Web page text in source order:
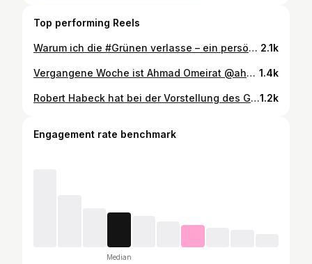
Top performing Reels
Warum ich die #Grünen verlasse – ein persönliches Statement Von Beginn meiner politischen Laufbahn vor über zwanzig Jahren war mein einziges Ziel, an der Seite der gesellschaftlich Schwächeren zu stehen und für einen gerechten und umfassenden #Frieden einzutreten. Ich habe daran mit gearbeitet, Migranten und Geflüchtete in die deutsche Gesellschaft zu integrieren und ihnen zu ihren grundlegenden Menschenrechten zu verhelfen – angefangen bei einem sicheren Aufenthalt bis hin zu einem dauerhaften Aufenthaltsrecht. Um diese Ziele zu erreichen, war es notwendig, einer Partei beizutreten, deren #Politik und Grundsätze mit diesen Werten übereinstimmen. Ich habe mich für die Grünen entschieden, weil sie eine Partei waren, die diese Ziele ebenfalls verfolgte. Die Grünen setzten sich für Frieden, ein gemeinsames Miteinander und die Verteidigung der Menschenrechte und der Rechte von Minderheiten ein. Doch mit der Zeit fand ich mich zunehmend isoliert innerhalb der Grünen. Um fair zu sein: Am Anfang wurde meine Stimme gehört, und ich fand Unterstützung für meine Anliegen von einigen Parteimitgliedern, die mich in vielen Fragen unterstützten. Niemand kann bestreiten, dass der Ukraine-Krieg und der Krieg in #Gaza eine deutliche Veränderung in der deutschen Haltung auf der politischen Weltbühne ausgelöst haben. Doch besonders betroffen sind auch die Mitglieder der Grünen. Als Mitglied dieser Partei bin ich einst einer Friedenspartei beigetreten, die Waffenlieferungen in Kriegsgebiete stets abgelehnt hat. Mit dem klaren Bekenntnis der Grünen zu einer einseitigen Perspektive auf den Krieg in Gaza und ihrer Unterstützung von Maßnahmen, die ich mit meinen humanitären Werten nicht vereinbaren kann, stehe ich heute vor einer Entscheidung, die mich zutiefst beschäftigt. 2.1k
Vergangene Woche ist Ahmad Omeirat @ahmad.omeirat.ruhr , Ratsherr in Essen, nach mehr als 14 Jahren aus der Fraktion der Grünen im Essener Stadtrat und der Partei ausgetreten. @elkhatibjules hat mit ihm über seine Motive, die Veränderung der Grünen, den Gazakrieg, Rassismus und zukünftige Ziele gesprochen. Das gesamte Interview gibt es auf www.etosmedia.de #essen #Gaza #Rassismus #grüne #Humanismus #Frieden 1.4k
Robert Habeck hat bei der Vorstellung des Grünen Wahlprogramms, den Kampf gegen "Clan-Kriminalität" beschworen, damit zeigt er deutlich, dass ihm Wählerstimmen wichtiger sind als eine ehrliche Debatte über Kriminalität, die Kriminalität den Kampf ansagt statt Minderheiten zu stigmatisieren - Ein Beitrag von @ahmad.omeirat.ruhr, Stadtratsmitglied der Grünen in Essen. Den gesamten Beitrag gibt es auf www.etosmedia.de #grüne #rassismus #libanesen #libanon #diskriminierung #essen1.2k
Engagement rate benchmark
Median